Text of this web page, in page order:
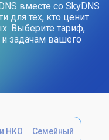
вместе со SkyDNS
для тех, кто ценит
Выберите тариф,
задачам вашего
НКО Семейный